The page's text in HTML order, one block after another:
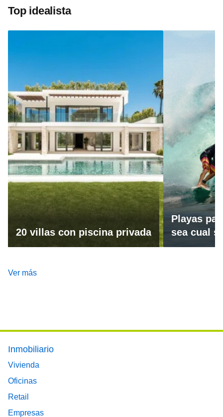
Top idealista
20 villas con piscina privada
Playas
sea cual
Ver más
Footer main menu
Inmobiliario
Vivienda
Oficinas
Retail
Empresas